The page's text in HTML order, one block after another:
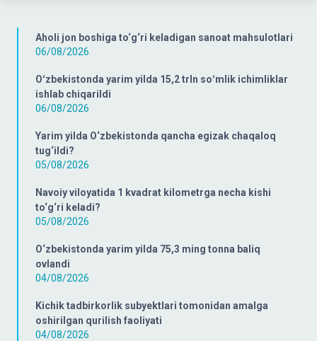
Aholi jon boshiga to‘g‘ri keladigan sanoat mahsulotlari
06/08/2026
Oʻzbekistonda yarim yilda 15,2 trln soʻmlik ichimliklar
ishlab chiqarildi
06/08/2026
Yarim yilda O‘zbekistonda qancha egizak chaqaloq
tug‘ildi?
05/08/2026
Navoiy viloyatida 1 kvadrat kilometrga necha kishi
to‘g‘ri keladi?
05/08/2026
O‘zbekistonda yarim yilda 75,3 ming tonna baliq
ovlandi
04/08/2026
Kichik tadbirkorlik subyektlari tomonidan amalga
oshirilgan qurilish faoliyati
04/08/2026